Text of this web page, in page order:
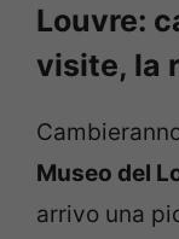
Louvre:
visite, la
Museo del
arrivo una